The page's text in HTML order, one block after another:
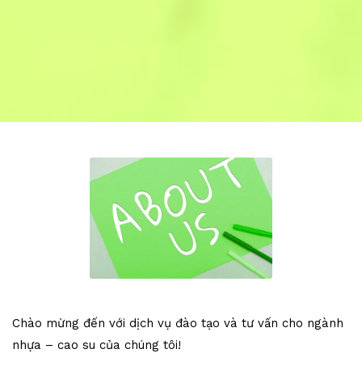
Chào mừng đến với dịch vụ đào tạo và tư vấn cho ngành
nhựa – cao su của chúng tôi!